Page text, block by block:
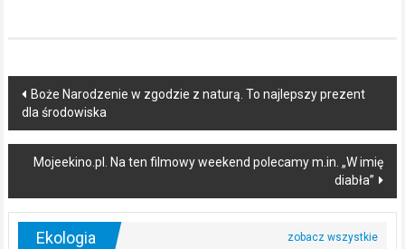
Post
navigation
Boże Narodzenie w zgodzie z naturą. To najlepszy prezent
dla środowiska
Mojeekino.pl. Na ten filmowy weekend polecamy m.in. „W imię
diabła”
Ekologia